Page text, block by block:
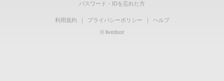
パスワード・IDを忘れた方
利用規約 ｜ プライバシーポリシー ｜
ヘルプ
© livedoor